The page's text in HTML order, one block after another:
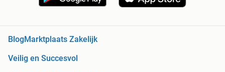
Blog Marktplaats Zakelijk
Veilig en Succesvol